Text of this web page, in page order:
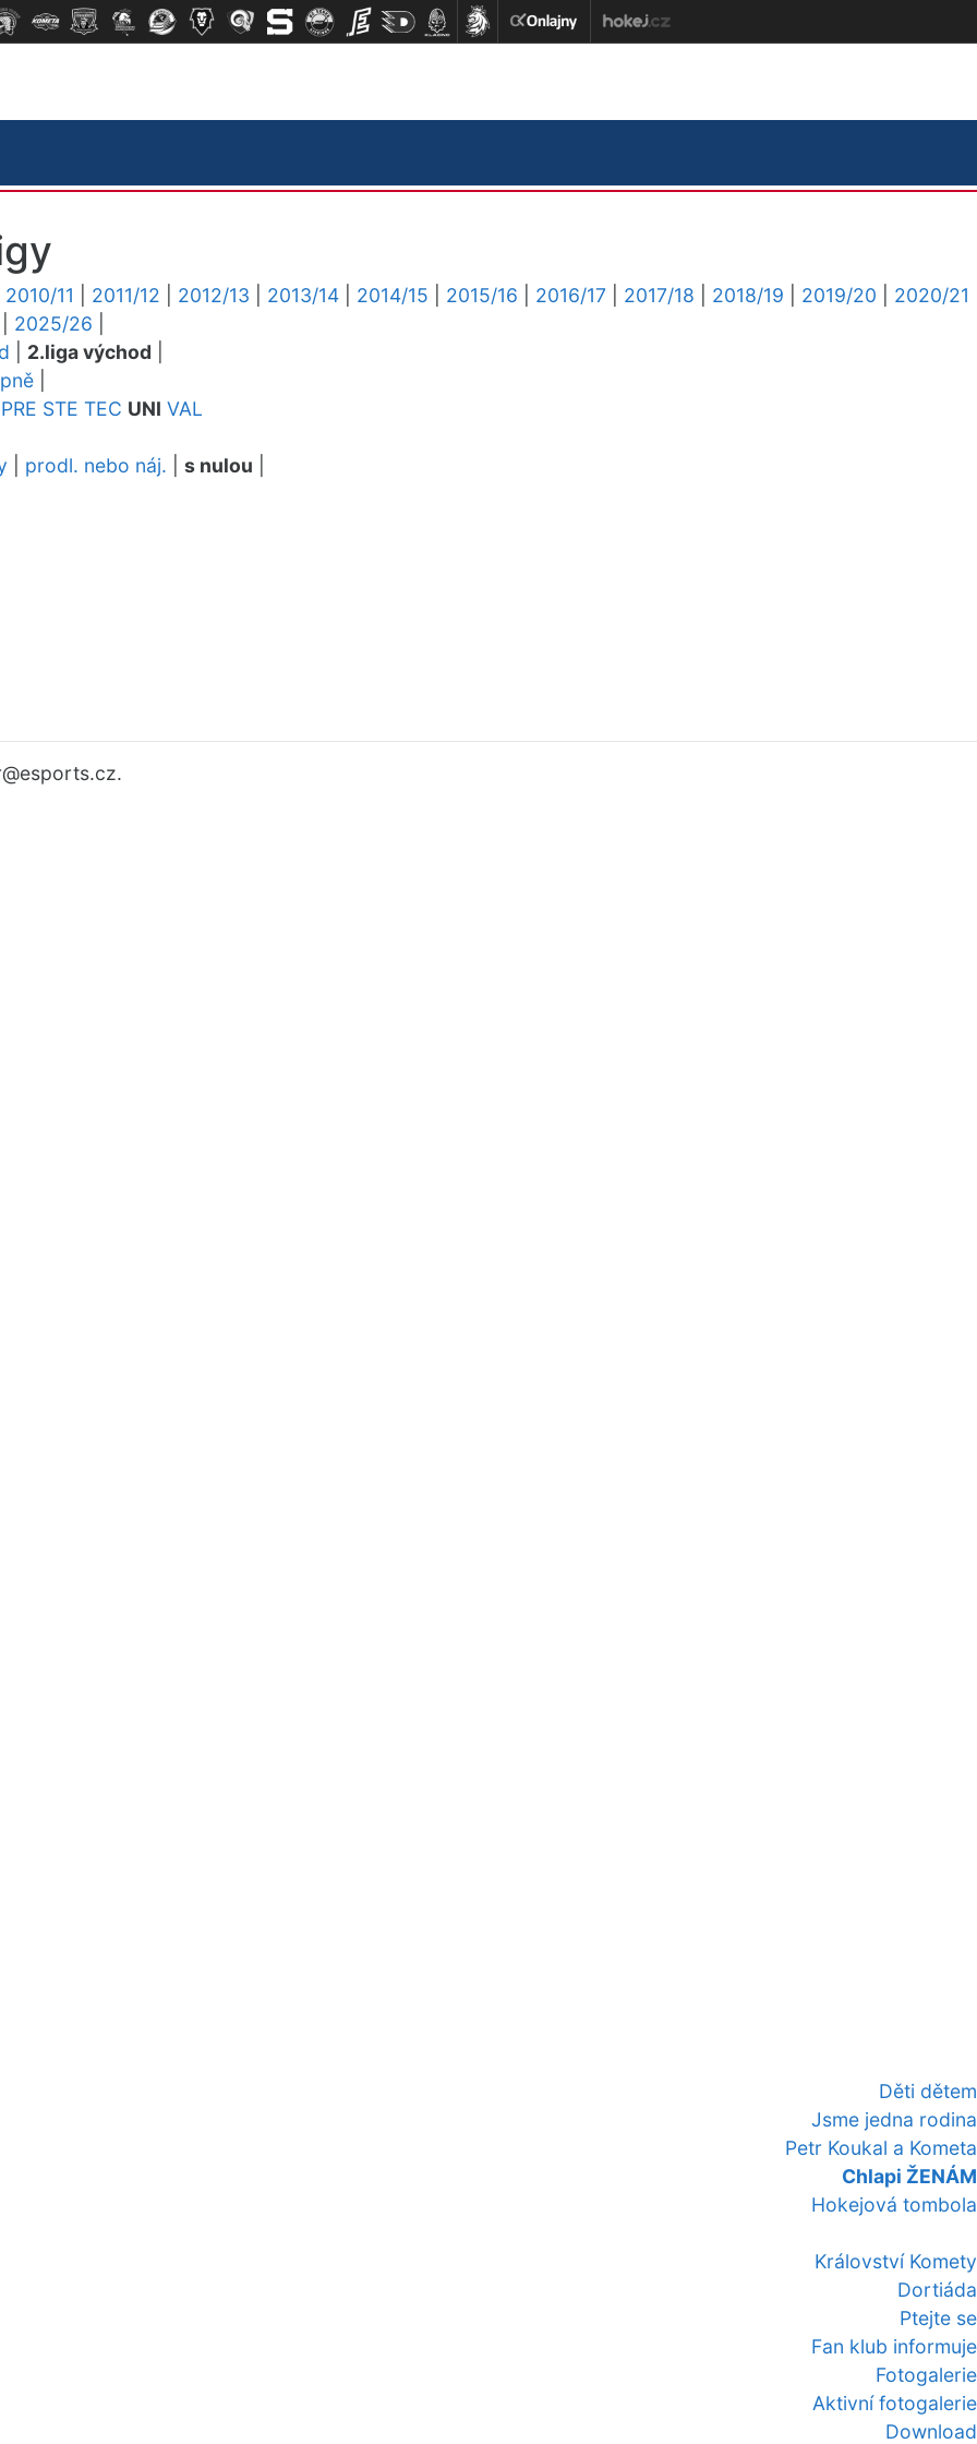
Děti dětem
Jsme jedna rodina
Petr Koukal a Kometa
Chlapi ŽENÁM
Hokejová tombola
Království Komety
Dortiáda
Ptejte se
Fan klub informuje
Fotogalerie
Aktivní fotogalerie
Download
2010/11 2011/12 2012/13 2013/14 2014/15 2015/16 2016/17 2017/18 2018/19 2019/20
2020/21
2025/26
2.liga východ
PRE STE TEC UNI VAL
prodl. nebo náj. s nulou
@esports.cz.